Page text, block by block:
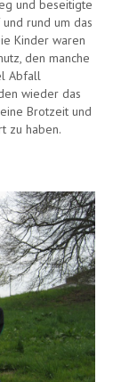
und beseitigte
rund um das
Kinder waren
den manche
Abfall
wieder das
Brotzeit und
zu haben.